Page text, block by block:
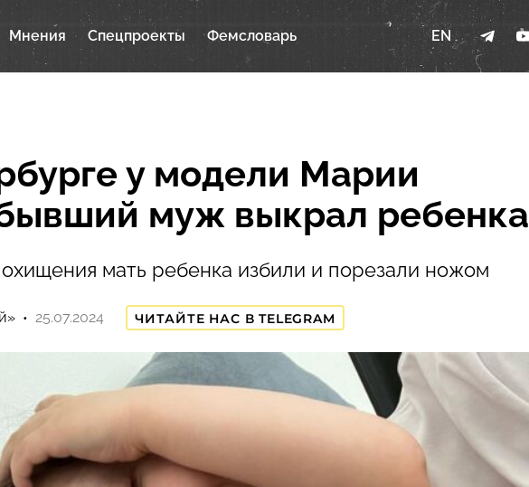
Мнения Спецпроекты Фемсловарь EN
у модели Марии
муж выкрал ребенка
мать ребенка избили и порезали ножом
25.07.2024 ЧИТАЙТЕ НАС В TELEGRAM